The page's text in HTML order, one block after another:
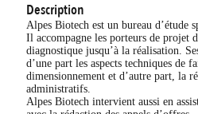
Description
Alpes Biotech est un bureau d’étude
Il accompagne les porteurs de projet
diagnostique jusqu’à la réalisation.
d’une part les aspects techniques de
dimensionnement et d’autre part, la
administratifs.
Alpes Biotech intervient aussi en